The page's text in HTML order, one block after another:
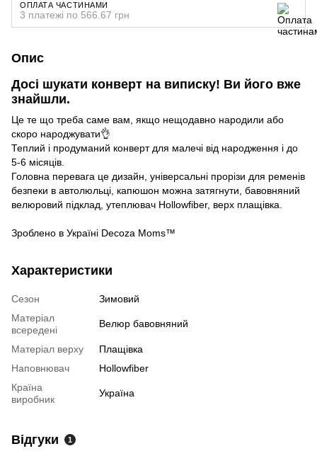
ОПЛАТА ЧАСТИНАМИ
3 платежі по 566.67 грн
Опис
Досі шукати конверт на виписку! Ви його вже
знайшли.
Це те що треба саме вам, якщо нещодавно народили або
скоро народжувати👌
Теплий і продуманий конверт для малечі від народження і до
5-6 місяців.
Головна перевага це дизайн, універсальні прорізи для ременів
безпеки в автолюльці, капюшон можна затягнути, бавовняний
велюровий підклад, утеплювач Hollowfiber, верх плащівка.
Зроблено в Україні Decoza Moms™
Характеристики
Сезон
Зимовий
Матеріал
всередені
Велюр бавовняний
Матеріал верху
Плащівка
Наповнювач
Hollowfiber
Країна
виробник
Україна
Відгуки 1